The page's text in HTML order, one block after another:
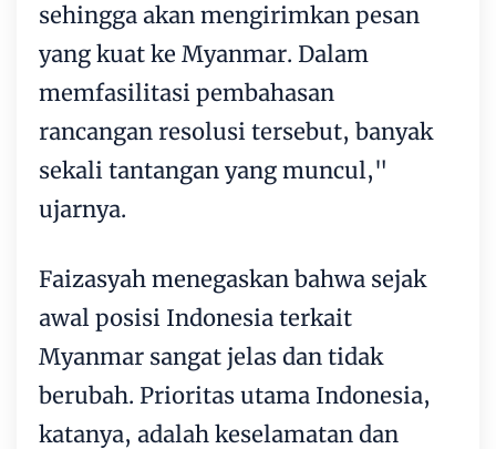
sehingga akan mengirimkan pesan
yang kuat ke Myanmar. Dalam
memfasilitasi pembahasan
rancangan resolusi tersebut, banyak
sekali tantangan yang muncul,"
ujarnya.
Faizasyah menegaskan bahwa sejak
awal posisi Indonesia terkait
Myanmar sangat jelas dan tidak
berubah. Prioritas utama Indonesia,
katanya, adalah keselamatan dan